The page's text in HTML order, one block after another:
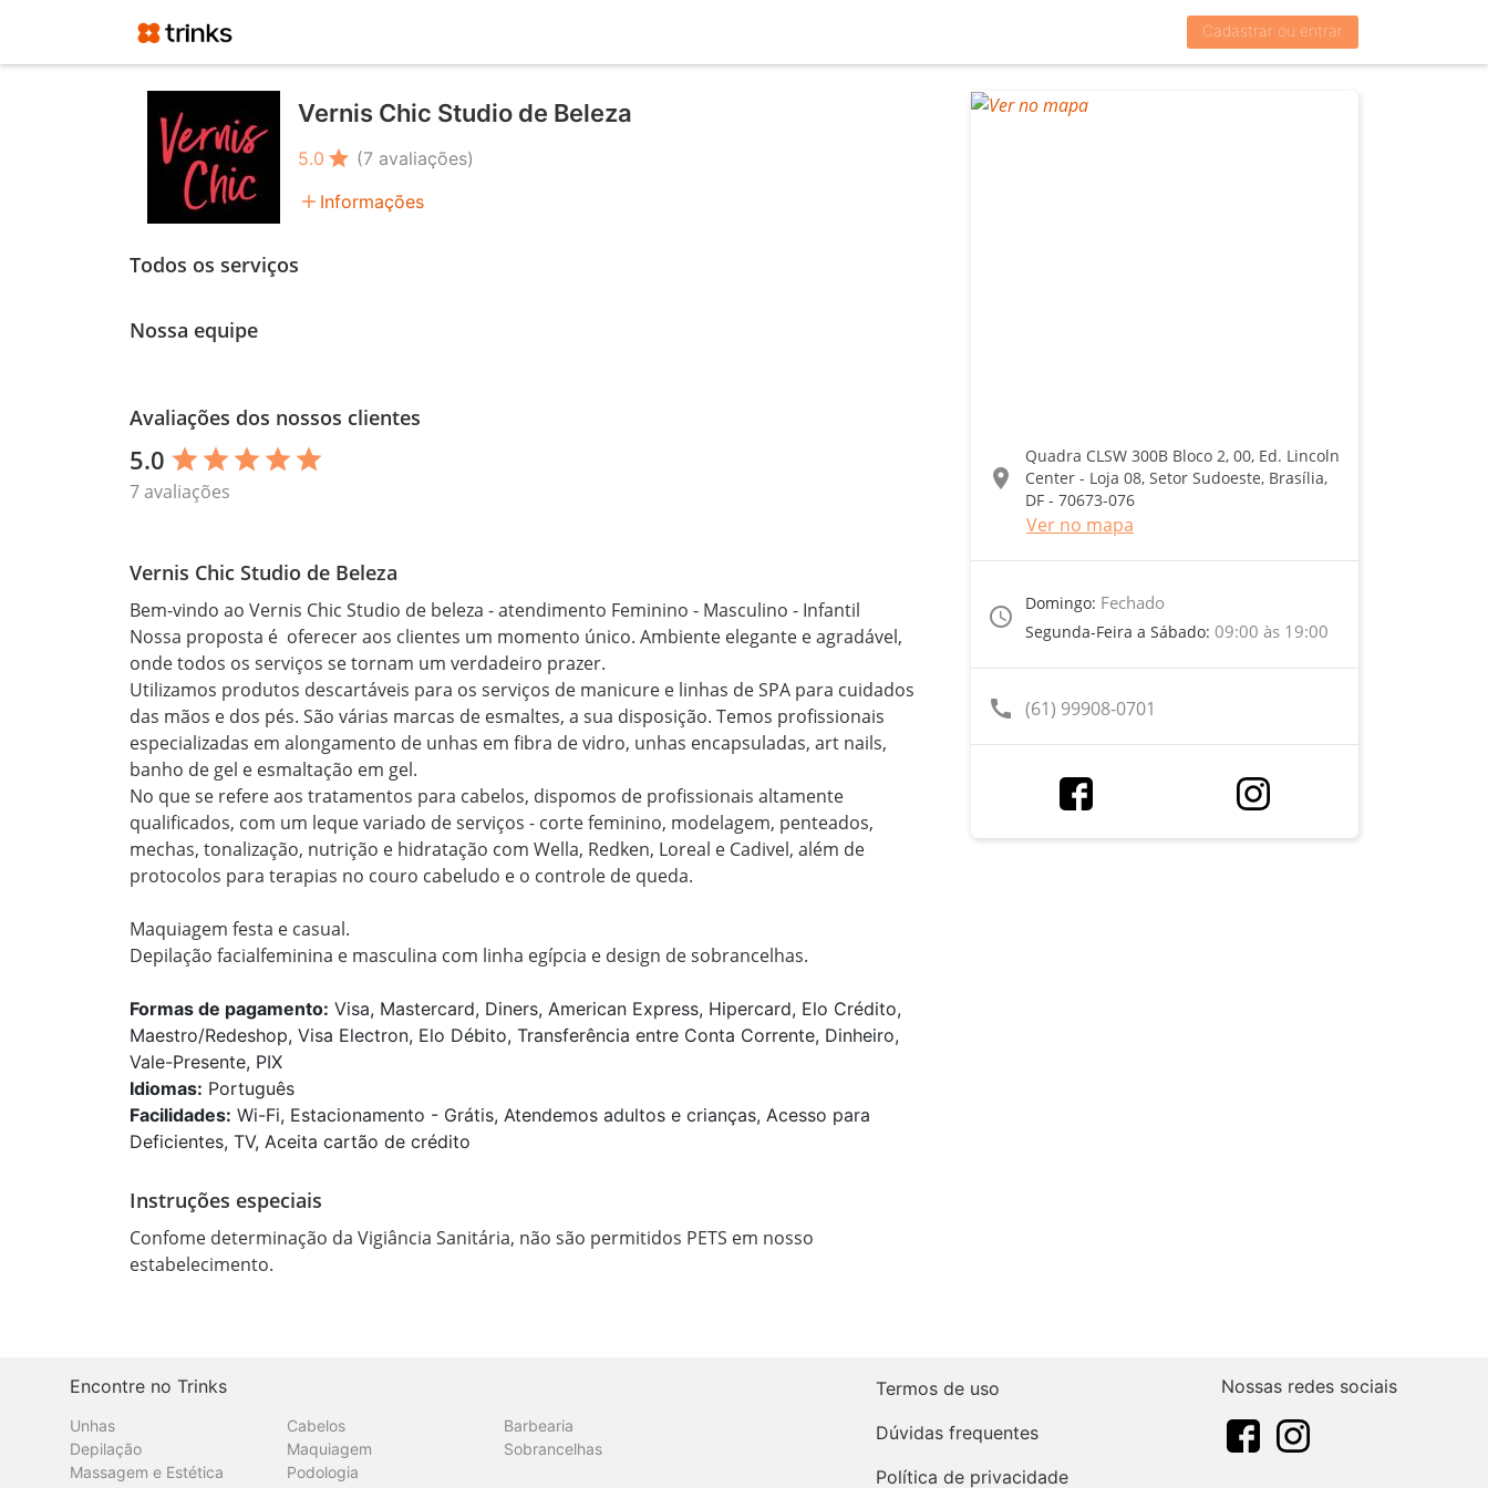
Cadastrar ou entrar
Vernis Chic Studio de Beleza
5.0 star (7 avaliações)
add Informações
Todos os serviços
Nossa equipe
Avaliações dos nossos clientes
5.0 star star star star star
7 avaliações
Vernis Chic Studio de Beleza
Bem-vindo ao Vernis Chic Studio de beleza - atendimento Feminino - Masculino - Infantil
Nossa proposta é  oferecer aos clientes um momento único. Ambiente elegante e agradável,
onde todos os serviços se tornam um verdadeiro prazer.
Utilizamos produtos descartáveis para os serviços de manicure e linhas de SPA para cuidados
das mãos e dos pés. São várias marcas de esmaltes, a sua disposição. Temos profissionais
especializadas em alongamento de unhas em fibra de vidro, unhas encapsuladas, art nails,
banho de gel e esmaltação em gel.
No que se refere aos tratamentos para cabelos, dispomos de profissionais altamente
qualificados, com um leque variado de serviços - corte feminino, modelagem, penteados,
mechas, tonalização, nutrição e hidratação com Wella, Redken, Loreal e Cadivel, além de
protocolos para terapias no couro cabeludo e o controle de queda.
Maquiagem festa e casual.
Formas de pagamento: Visa, Mastercard, Diners, American Express, Hipercard, Elo Crédito,
Maestro/Redeshop, Visa Electron, Elo Débito, Transferência entre Conta Corrente, Dinheiro,
Vale-Presente, PIX
Idiomas: Português
Facilidades: Wi-Fi, Estacionamento - Grátis, Atendemos adultos e crianças, Acesso para
Deficientes, TV, Aceita cartão de crédito
Instruções especiais
Confome determinação da Vigiância Sanitária, não são permitidos PETS em nosso
estabelecimento.
location_on
Quadra CLSW 300B Bloco 2, 00, Ed. Lincoln
Center - Loja 08, Setor Sudoeste, Brasília,
DF - 70673-076
Ver no mapa
access_time
Domingo: Fechado
Segunda-Feira a Sábado: 09:00 às 19:00
call (61) 99908-0701
Encontre no Trinks
Unhas Cabelos
Barbearia
Depilação
Maquiagem
Sobrancelhas
Massagem e Estética
Podologia
Termos de uso
Dúvidas frequentes
Política de privacidade
Nossas redes sociais